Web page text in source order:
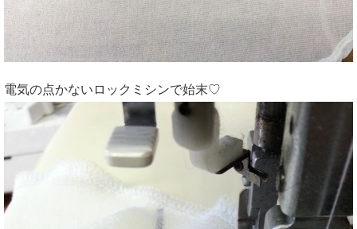
電気の点かないロックミシンで始末♡